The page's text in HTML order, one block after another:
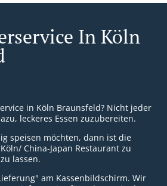
In Köln
in Köln Braunsfeld? Nicht jeder
leckeres Essen zuzubereiten.
speisen möchten, dann ist die
China-Japan Restaurant zu
lassen.
am Kassenbildschirm. Wir